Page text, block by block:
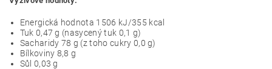
Energická hodnota 1506 kJ/355 kcal
Tuk 0,47 g (nasycený tuk 0,1 g)
Sacharidy 78 g (z toho cukry 0,0 g)
Bílkoviny 8,8 g
Sůl 0,03 g